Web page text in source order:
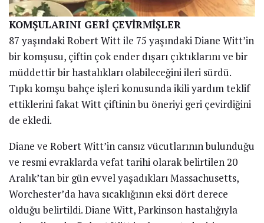
KOMŞULARINI GERİ ÇEVİRMİŞLER
87 yaşındaki Robert Witt ile 75 yaşındaki Diane Witt’in
bir komşusu, çiftin çok ender dışarı çıktıklarını ve bir
müddettir bir hastalıkları olabileceğini ileri sürdü.
Tıpkı komşu bahçe işleri konusunda ikili yardım teklif
ettiklerini fakat Witt çiftinin bu öneriyi geri çevirdiğini
de ekledi.
Diane ve Robert Witt’in cansız vücutlarının bulunduğu
ve resmi evraklarda vefat tarihi olarak belirtilen 20
Aralık’tan bir gün evvel yaşadıkları Massachusetts,
Worchester’da hava sıcaklığının eksi dört derece
olduğu belirtildi. Diane Witt, Parkinson hastalığıyla